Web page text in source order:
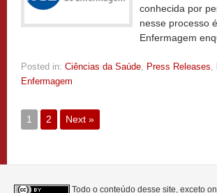
conhecida por
nesse processo
Enfermagem
Posted in: Ciências da Saúde, Press Releases,
Enfermagem
1 2 Next »
Todo o conteúdo desse site, exceto